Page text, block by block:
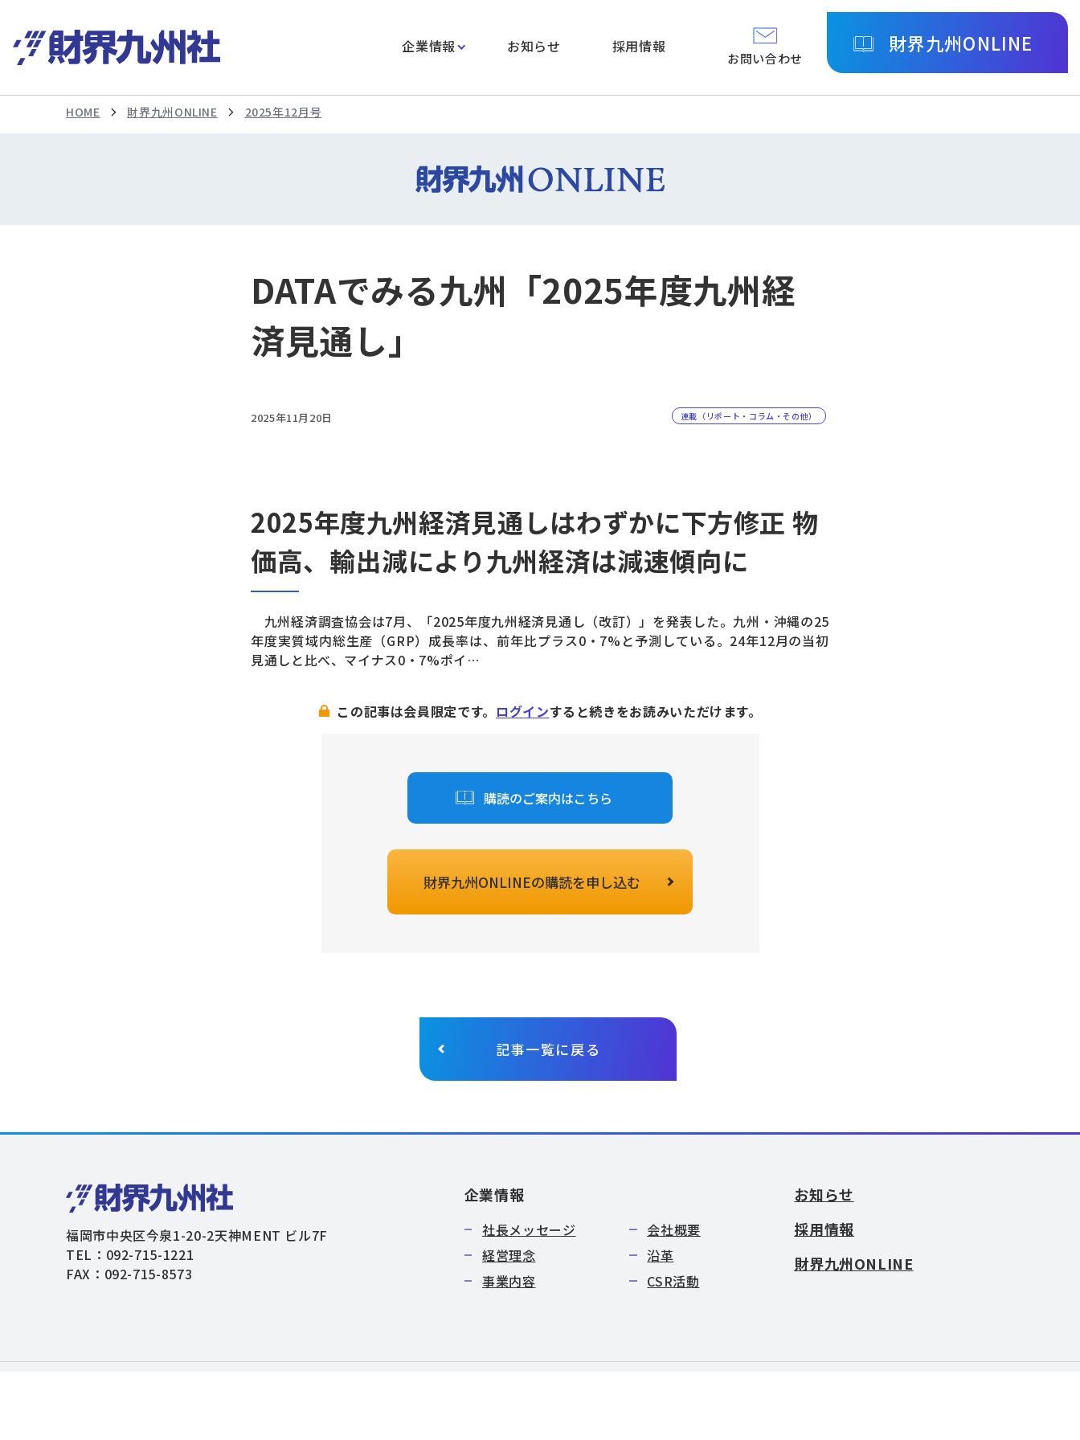
企業情報 お知らせ 採用情報
お問い合わせ
財界九州ONLINE
HOME 財界九州ONLINE 2025年12月号
DATAでみる九州「2025年度九州経
済見通し」
2025年11月20日 連載（リポート・コラム・その他）
2025年度九州経済見通しはわずかに下方修正 物
価高、輸出減により九州経済は減速傾向に
九州経済調査協会は7月、「2025年度九州経済見通し（改訂）」を発表した。九州・沖縄の25
年度実質域内総生産（GRP）成長率は、前年比プラス0・7%と予測している。24年12月の当初
見通しと比べ、マイナス0・7%ポイ…
この記事は会員限定です。 ログインすると続きをお読みいただけます。
購読のご案内はこちら
財界九州ONLINEの購読を申し込む
記事一覧に戻る
福岡市中央区今泉1-20-2天神MENT ビル7F
TEL：092-715-1221
FAX：092-715-8573
企業情報
社長メッセージ
会社概要
経営理念
沿革
事業内容
CSR活動
お知らせ
採用情報
財界九州ONLINE